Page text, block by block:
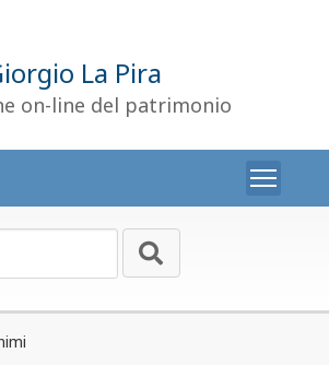
La Pira
on-line del patrimonio